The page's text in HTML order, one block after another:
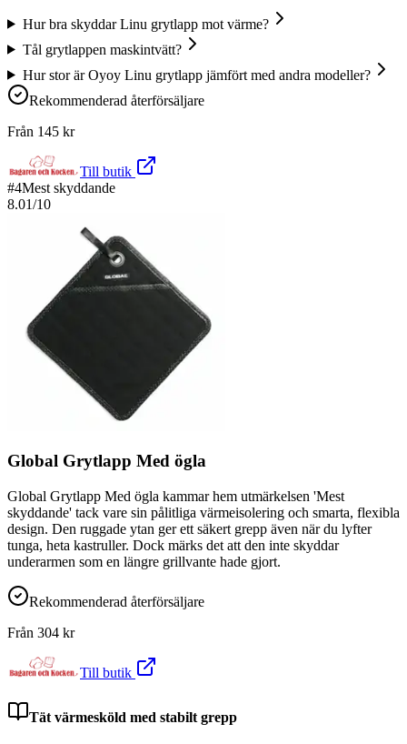
Hur bra skyddar Linu grytlapp mot värme?
Tål grytlappen maskintvätt?
Hur stor är Oyoy Linu grytlapp jämfört med andra modeller?
Rekommenderad återförsäljare
Från 145 kr
Till butik
#4Mest skyddande
8.01/10
Global Grytlapp Med ögla
Global Grytlapp Med ögla kammar hem utmärkelsen 'Mest
skyddande' tack vare sin pålitliga värmeisolering och smarta, flexibla
design. Den ruggade ytan ger ett säkert grepp även när du lyfter
tunga, heta kastruller. Dock märks det att den inte skyddar
underarmen som en längre grillvante hade gjort.
Rekommenderad återförsäljare
Från 304 kr
Till butik
Tät värmesköld med stabilt grepp